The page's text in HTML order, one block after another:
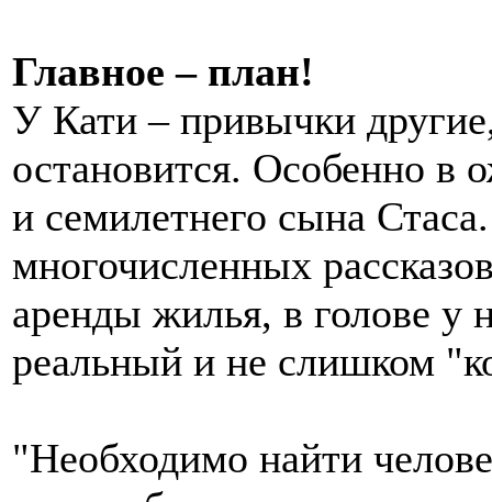
Главное – план!
У Кати – привычки
остановится. Особенно в
и семилетнего сына
многочисленных
аренды жилья, в голове у
реальный и не слишком
"Необходимо найти